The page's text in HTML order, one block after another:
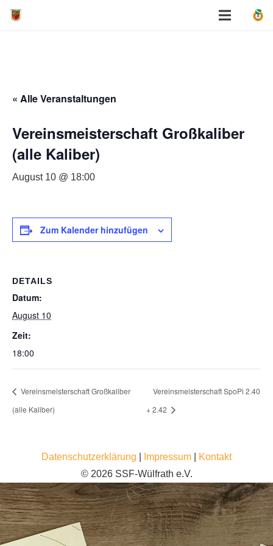
« Alle Veranstaltungen
Vereinsmeisterschaft Großkaliber
(alle Kaliber)
August 10 @ 18:00
Zum Kalender hinzufügen
DETAILS
Datum:
August 10
Zeit:
18:00
Vereinsmeisterschaft Großkaliber
(alle Kaliber)
Vereinsmeisterschaft SpoPi 2.40
+ 2.42
Datenschutzerklärung Impressum
Kontakt
© 2026 SSF-Wülfrath e.V.